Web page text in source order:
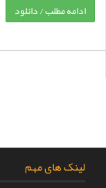
ادامه مطلب / دانلود
لینک های مهم